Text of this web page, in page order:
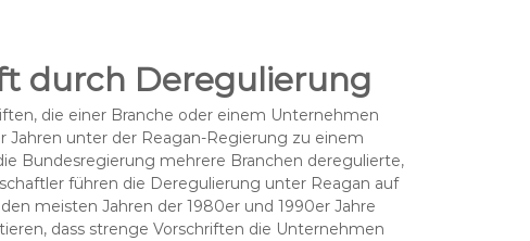
durch Deregulierung
die einer Branche oder einem Unternehmen
unter der Reagan-Regierung zu einem
Bundesregierung mehrere Branchen deregulierte,
führen die Deregulierung unter Reagan auf
meisten Jahren der 1980er und 1990er Jahre
dass strenge Vorschriften die Unternehmen